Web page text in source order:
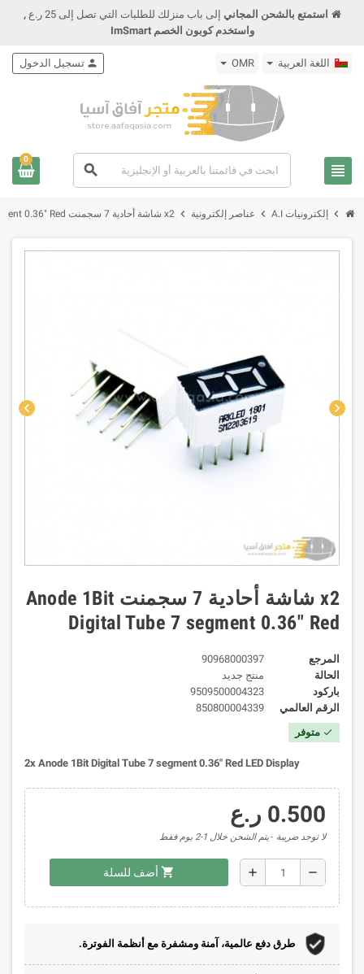
استمتع بالشحن المجاني إلى باب منزلك للطلبات التي تصل إلى 25 ر.ع
,
واستخدم كوبون الخصم ImSmart
اللغة العربية OMR
view_headline
search
person تسجيل الدخول
0
chevron_right إلكترونيات A.I chevron_right عناصر إلكترونية chevron_right x2 شاشة أحادية 7 سجمنت Anode 1Bit Digital Tube 7 segment 0.36" Red
chevron_left chevron_right
x2 شاشة أحادية 7 سجمنت Anode 1Bit
Digital Tube 7 segment 0.36" Red
المرجع
90968000397
الحالة
منتج جديد
باركود
9509500004323
الرقم العالمي
850800004339
check متوفر
2x Anode 1Bit Digital Tube 7 segment 0.36" Red LED Display
0.500 ر.ع
لا توجد ضريبة يتم الشحن خلال 1-2 يوم فقط
remove
add
shopping_cart أضف للسلة
طرق دفع عالمية، آمنة ومشفرة مع أنظمة الفوترة.